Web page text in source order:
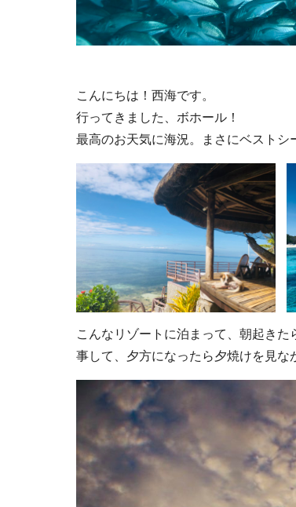
こんにちは！西海です。
行ってきました、ボホール！
最高のお天気に海況。まさにベストシ
こんなリゾートに泊まって、朝起き
事して、夕方になったら夕焼けを見な